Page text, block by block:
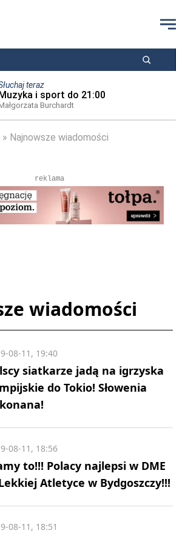
teraz
i sport do 21:00
Burchardt
Najnowsze wiadomości
reklama
wiadomości
siatkarze jadą na igrzyska
do Tokio! Słowenia
08-11, 19:40
to!!! Polacy najlepsi w DME
Atletyce w Bydgoszczy!!!
08-11, 18:56
08-11, 18:51